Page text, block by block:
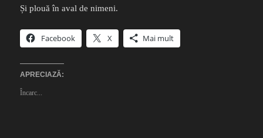
Și plouă în aval de nimeni.
Facebook X Mai mult
APRECIAZĂ:
Încarc...